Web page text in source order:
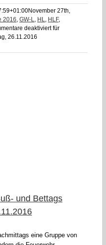
November 27th,
2016, GW-L, HL, HLF,
deaktiviertfür
26.11.2016
und Bettags
eine Gruppe von